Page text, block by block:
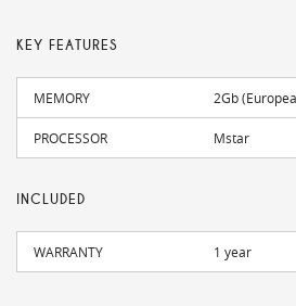
KEY FEATURES
MEMORY 2Gb
PROCESSOR Mstar
INCLUDED
WARRANTY 1 year